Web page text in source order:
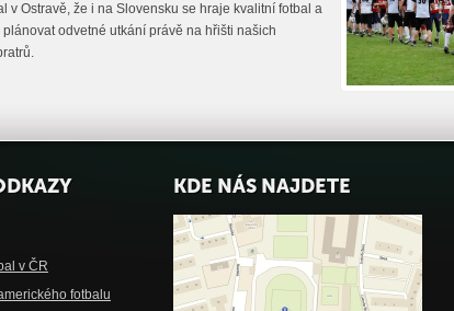
v Ostravě, že i na Slovensku se hraje kvalitní fotbal a
odvetné utkání právě na hřišti našich
v ČR
fotbalu
KDE NÁS NAJDETE